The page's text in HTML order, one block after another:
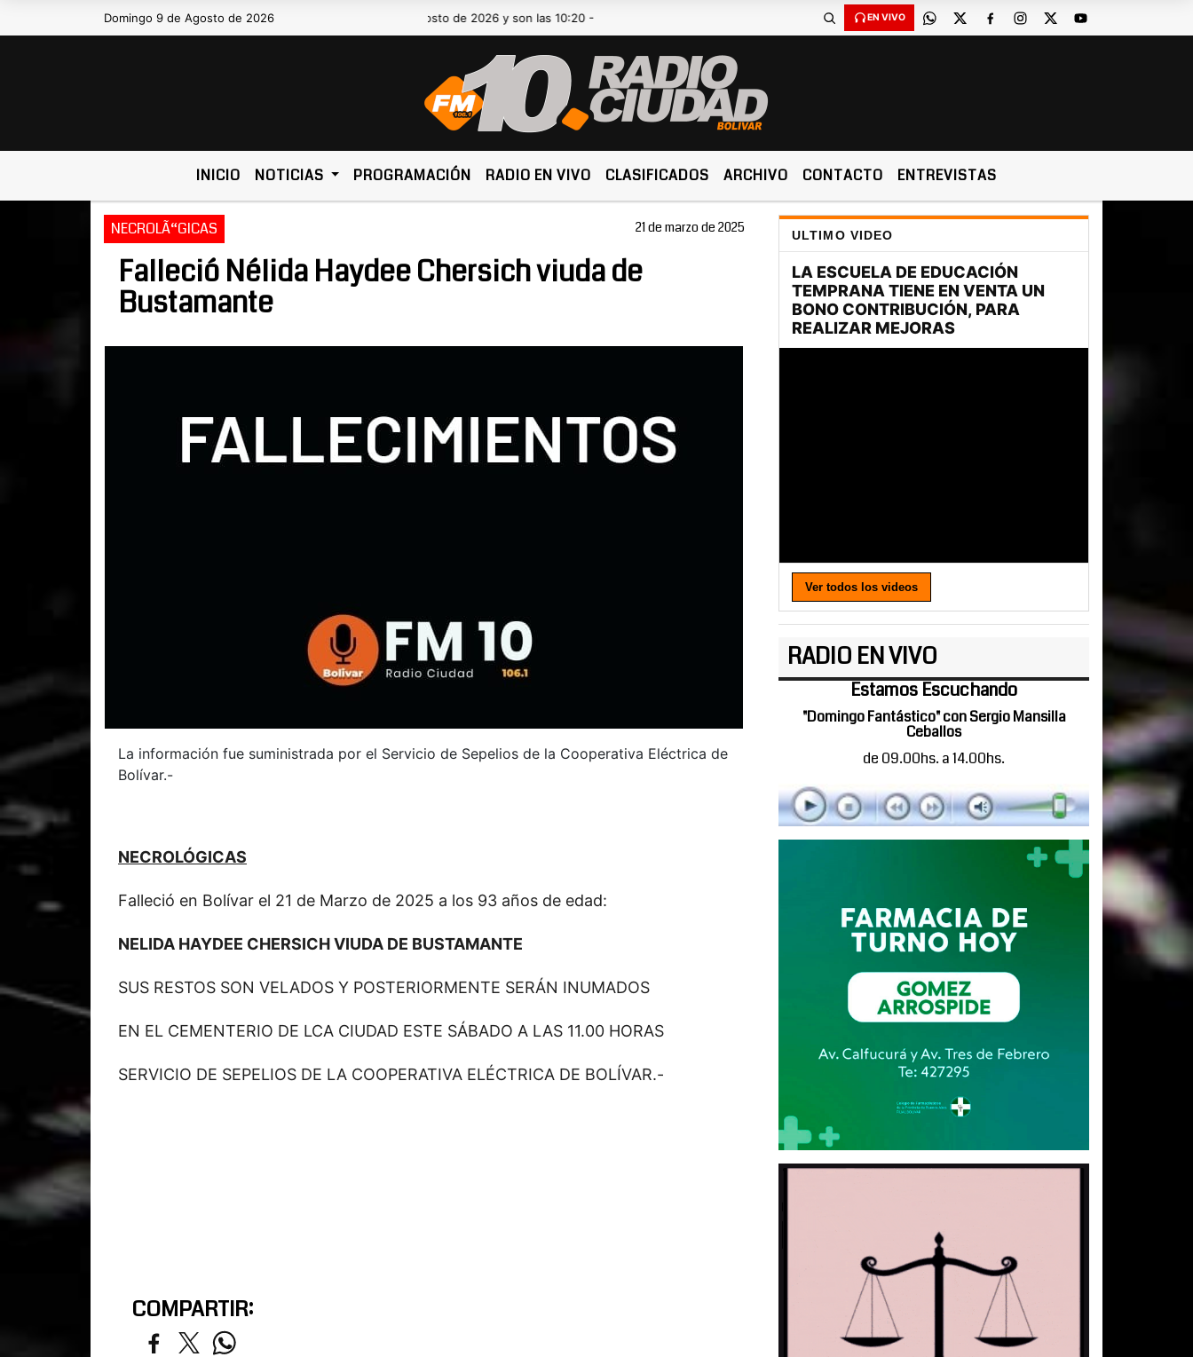
Domingo 9 de Agosto de 2026Hoy es Domingo 9 de Agosto de 2026 y son las 10:20 - EN VIVO
INICIO NOTICIAS PROGRAMACIÓN RADIO EN VIVO CLASIFICADOS ARCHIVO CONTACTO ENTREVISTAS
NECROLÃ“GICAS 21 de marzo de 2025
Falleció Nélida Haydee Chersich viuda de
Bustamante
La información fue suministrada por el Servicio de Sepelios de la Cooperativa Eléctrica de
Bolívar.-
NECROLÓGICAS
Falleció en Bolívar el 21 de Marzo de 2025 a los 93 años de edad:
NELIDA HAYDEE CHERSICH VIUDA DE BUSTAMANTE
SUS RESTOS SON VELADOS Y POSTERIORMENTE SERÁN INUMADOS
EN EL CEMENTERIO DE LCA CIUDAD ESTE SÁBADO A LAS 11.00 HORAS
SERVICIO DE SEPELIOS DE LA COOPERATIVA ELÉCTRICA DE BOLÍVAR.-
COMPARTIR:
ULTIMO VIDEO
Ver todos los videos
RADIO EN VIVO
Estamos Escuchando
"Domingo Fantástico" con Sergio Mansilla
Ceballos
de 09.00hs. a 14.00hs.